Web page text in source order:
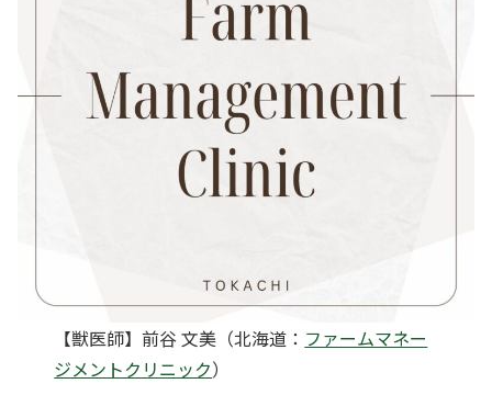
【獣医師】前谷 文美（北海道： ファームマネー
ジメントクリニック）